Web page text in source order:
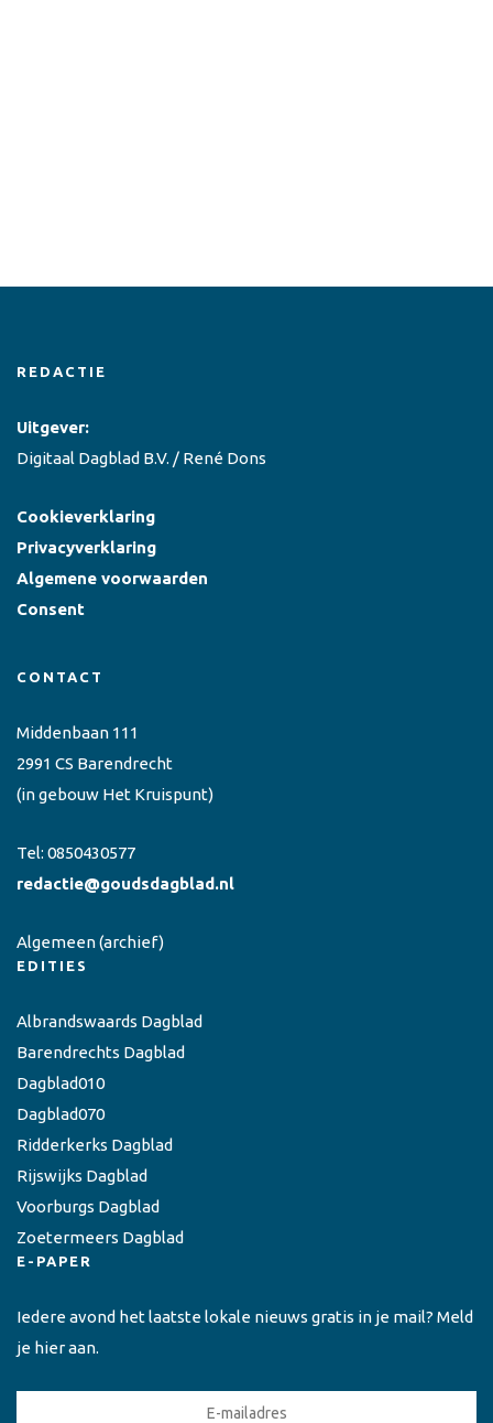
REDACTIE
Uitgever:
Digitaal Dagblad B.V. / René Dons
Cookieverklaring
Privacyverklaring
Algemene voorwaarden
Consent
CONTACT
Middenbaan 111
2991 CS Barendrecht
(in gebouw Het Kruispunt)
Tel: 0850430577
redactie@goudsdagblad.nl
Algemeen(archief)
EDITIES
Albrandswaards Dagblad
Barendrechts Dagblad
Dagblad010
Dagblad070
Ridderkerks Dagblad
Rijswijks Dagblad
Voorburgs Dagblad
Zoetermeers Dagblad
E-PAPER
Iedere avond het laatste lokale nieuws gratis in je mail? Meld
je hier aan.